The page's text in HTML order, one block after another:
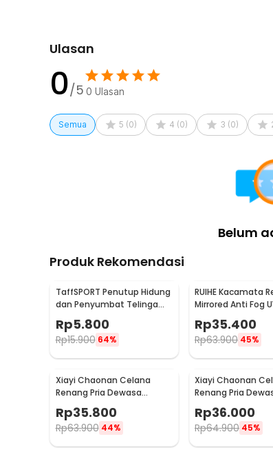
Ulasan
0/5 0 Ulasan
Semua 5 (0) 4 (0) 3 (0)
Belum
Produk Rekomendasi
TaffSPORT Penutup Hidung
dan Penyumbat Telinga
untuk Renang Silikon -
WFW051
Rp5.800
Rp15.900 64%
RUIHE Kacamata
Mirrored Anti Fog
Protection Silikon -
Rp35.400
Rp63.900 45%
Xiayi Chaonan Celana
Renang Pria Dewasa
Swimming L - 1706-1
Rp35.800
Rp63.900 44%
Xiayi Chaonan
Renang Pria
Swimming XL -
Rp36.000
Rp64.900 45%